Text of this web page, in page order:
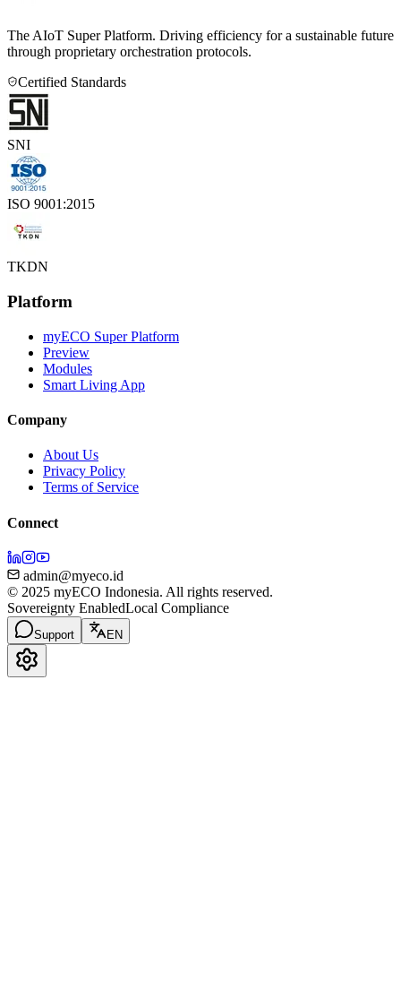
The AIoT Super Platform. Driving efficiency for a sustainable future
through proprietary orchestration protocols.
Certified Standards
SNI
ISO 9001:2015
TKDN
Platform
myECO Super Platform
Preview
Modules
Smart Living App
Company
About Us
Privacy Policy
Terms of Service
Connect
admin@myeco.id
© 2025 myECO Indonesia. All rights reserved.
Sovereignty EnabledLocal Compliance
Support EN